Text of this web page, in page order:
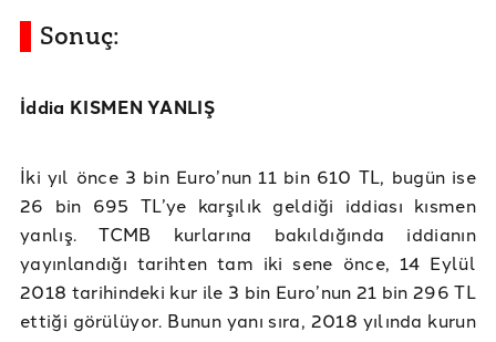
Sonuç:
İddia KISMEN YANLIŞ
İki yıl önce 3 bin Euro’nun 11 bin 610 TL, bugün ise
26 bin 695 TL’ye karşılık geldiği iddiası kısmen
yanlış. TCMB kurlarına bakıldığında iddianın
yayınlandığı tarihten tam iki sene önce, 14 Eylül
2018 tarihindeki kur ile 3 bin Euro’nun 21 bin 296 TL
ettiği görülüyor. Bunun yanı sıra, 2018 yılında kurun